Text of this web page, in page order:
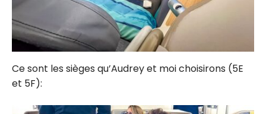
Ce sont les sièges qu’Audrey et moi choisirons (5E
et 5F):